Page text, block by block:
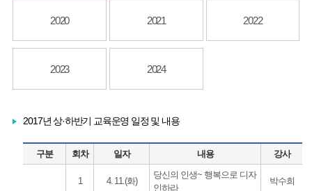
2020 2021 2022
2023 2024
2017년 상·하반기 교육운영 일정 및 내용
구분 회차 일자 내용 강사
1 4. 11.(화)
당신의 인생~ 행복으로 디자
인하라
박수희